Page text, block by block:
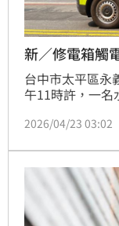
新／修電箱觸
台中市太平區永
午11時許，一名
報到場後立即施
2026/04/23 03:02